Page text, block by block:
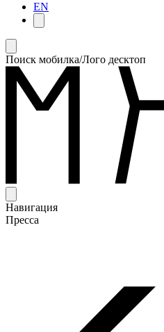
EN
Поиск мобилка/Лого десктоп
Навигация
Пресса